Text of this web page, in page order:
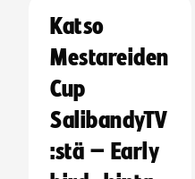
Katso
Mestareiden
Cup
SalibandyTV
:stä – Early